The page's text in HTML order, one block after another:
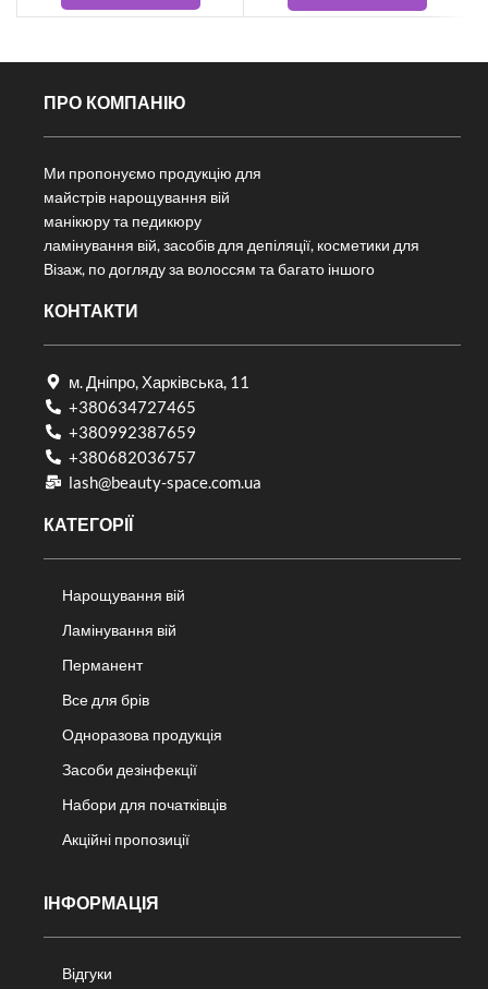
ПРО КОМПАНІЮ
Ми пропонуємо продукцію для
майстрів нарощування вій
манікюру та педикюру
ламінування вій, засобів для депіляції, косметики для
Візаж, по догляду за волоссям та багато іншого
КОНТАКТИ
м. Дніпро, Харківська, 11
+380634727465
+380992387659
+380682036757​
lash@beauty-space.com.ua
КАТЕГОРІЇ
Нарощування вій
Ламінування вій
Перманент
Все для брів
Одноразова продукція
Засоби дезінфекції
Набори для початківців
Акційні пропозиції
ІНФОРМАЦІЯ
Відгуки